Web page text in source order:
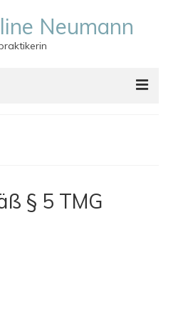
Neumann
§ 5 TMG